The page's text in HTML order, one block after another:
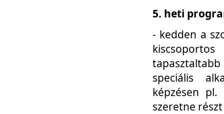
5. heti
- kedden a
speciális
képzésen
szeretne